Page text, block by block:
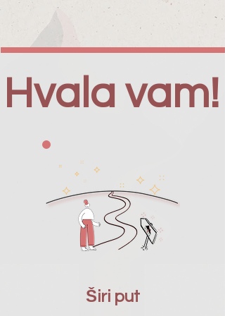
Hvala vam!
Širi put